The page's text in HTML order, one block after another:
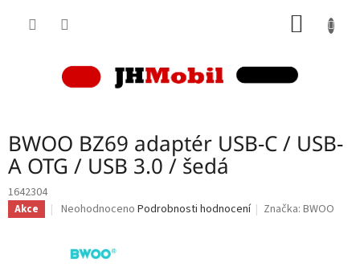
BWOO BZ69 adaptér USB-C / USB-
A OTG / USB 3.0 / šedá
1642304
Akce
Průměrné
Neohodnoceno Podrobnosti hodnocení Značka:BWOO